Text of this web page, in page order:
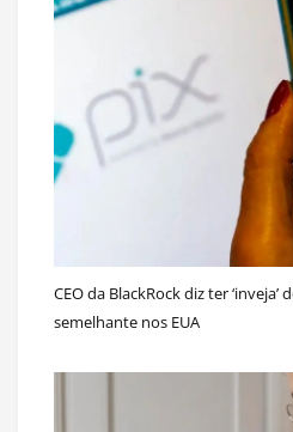
CEO da BlackRock diz ter
semelhante nos EUA